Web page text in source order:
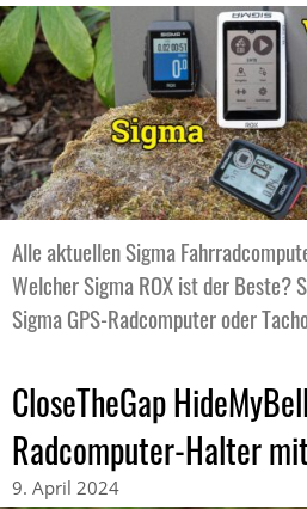
Alle aktuellen Sigma
Welcher Sigma ROX ist der Beste?
Sigma GPS-Radcomputer oder
CloseTheGap
Radcomputer-Halter
9. April 2024